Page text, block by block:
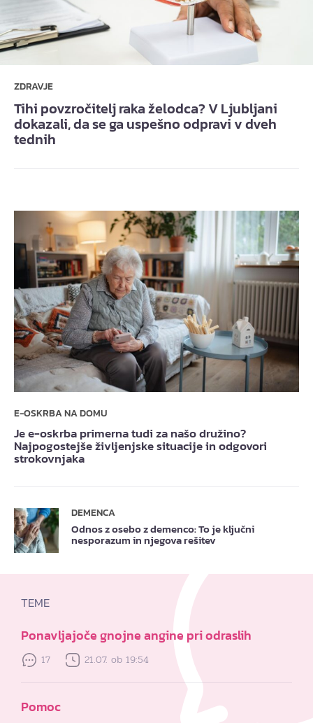
ZDRAVJE
Tihi povzročitelj raka želodca? V Ljubljani
dokazali, da se ga uspešno odpravi v dveh
tednih
E-OSKRBA NA DOMU
Je e-oskrba primerna tudi za našo družino?
Najpogostejše življenjske situacije in odgovori
strokovnjaka
DEMENCA
Odnos z osebo z demenco: To je ključni
nesporazum in njegova rešitev
TEME
Ponavljajoče gnojne angine pri odraslih
17 21.07. ob 19:54
Pomoc